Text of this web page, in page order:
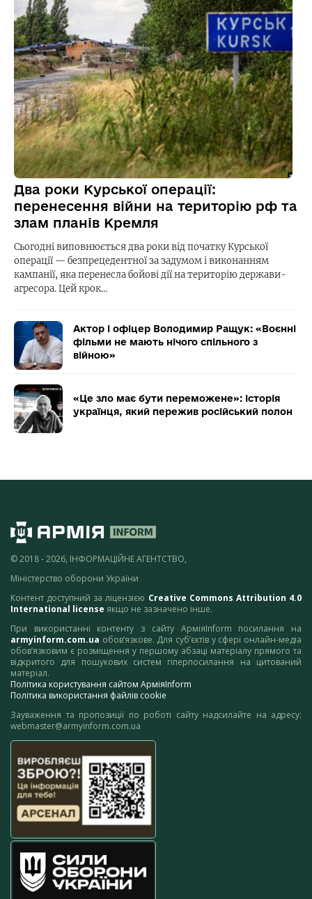
Два роки Курської операції:
перенесення війни на територію рф та
злам планів Кремля
Сьогодні виповнюється два роки від початку Курської
операції — безпрецедентної за задумом і виконанням
кампанії, яка перенесла бойові дії на територію держави-
агресора. Цей крок…
Актор і офіцер Володимир Ращук: «Воєнні
фільми не мають нічого спільного з
війною»
«Це зло має бути переможене»: історія
українця, який пережив російський полон
© 2018 - 2026, ІНФОРМАЦІЙНЕ АГЕНТСТВО,
Міністерство оборони України
Контент доступний за ліцензією Creative Commons Attribution 4.0
International license якщо не зазначено інше.
При використанні контенту з сайту АрміяInform посилання на
armyinform.com.ua обов’язкове. Для суб’єктів у сфері онлайн-медіа
обов’язковим є розміщення у першому абзаці матеріалу прямого та
відкритого для пошукових систем гіперпосилання на цитований
матеріал.
Політика користування сайтом АрміяInform
Політика використання файлів cookie
Зауваження та пропозиції по роботі сайту надсилайте на адресу:
webmaster@armyinform.com.ua